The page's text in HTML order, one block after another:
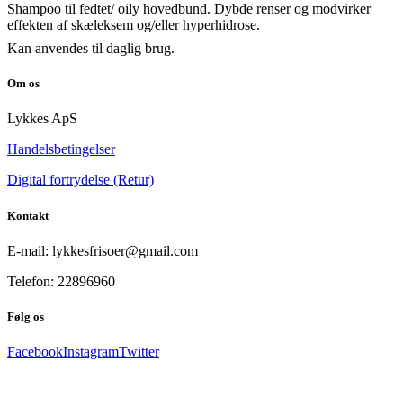
Shampoo til fedtet/ oily hovedbund. Dybde renser og modvirker
effekten af skæleksem og/eller hyperhidrose.
Kan anvendes til daglig brug.
Om os
Lykkes ApS
Handelsbetingelser
Digital fortrydelse (Retur)
Kontakt
E-mail: lykkesfrisoer@gmail.com
Telefon: 22896960
Følg os
FacebookInstagramTwitter